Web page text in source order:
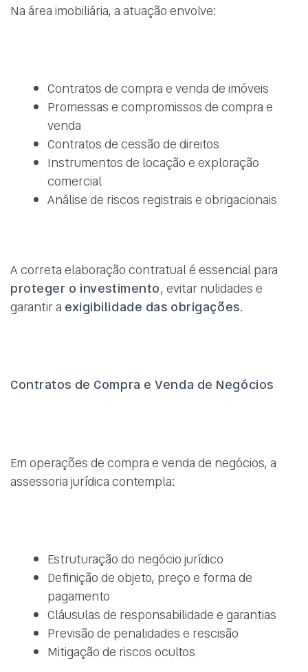
Na área imobiliária, a atuação envolve:
Contratos de compra e venda de imóveis
Promessas e compromissos de compra e
venda
Contratos de cessão de direitos
Instrumentos de locação e exploração
comercial
Análise de riscos registrais e obrigacionais
A correta elaboração contratual é essencial para
proteger o investimento, evitar nulidades e
garantir a exigibilidade das obrigações.
Contratos de Compra e Venda de Negócios
Em operações de compra e venda de negócios, a
assessoria jurídica contempla:
Estruturação do negócio jurídico
Definição de objeto, preço e forma de
pagamento
Cláusulas de responsabilidade e garantias
Previsão de penalidades e rescisão
Mitigação de riscos ocultos